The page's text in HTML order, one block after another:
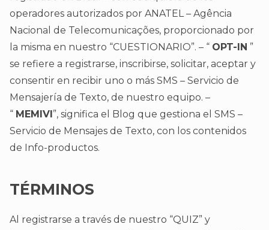
operadores autorizados por ANATEL – Agência
Nacional de Telecomunicações, proporcionado por
la misma en nuestro “CUESTIONARIO”. – “ OPT-IN ”
se refiere a registrarse, inscribirse, solicitar, aceptar y
consentir en recibir uno o más SMS – Servicio de
Mensajería de Texto, de nuestro equipo. –
“ MEMIVI ”, significa el Blog que gestiona el SMS –
Servicio de Mensajes de Texto, con los contenidos
de Info-productos.
TÉRMINOS
Al registrarse a través de nuestro “QUIZ” y